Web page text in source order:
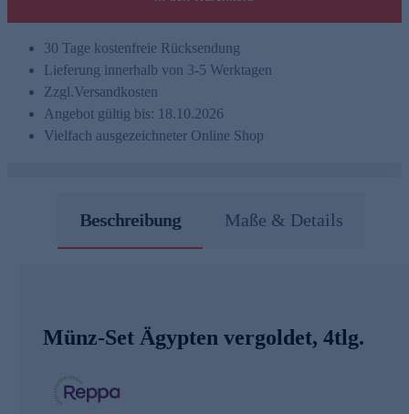
30 Tage kostenfreie Rücksendung
Lieferung innerhalb von 3-5 Werktagen
Zzgl.Versandkosten
Angebot gültig bis: 18.10.2026
Vielfach ausgezeichneter Online Shop
Beschreibung Maße & Details
Münz-Set Ägypten vergoldet, 4tlg.